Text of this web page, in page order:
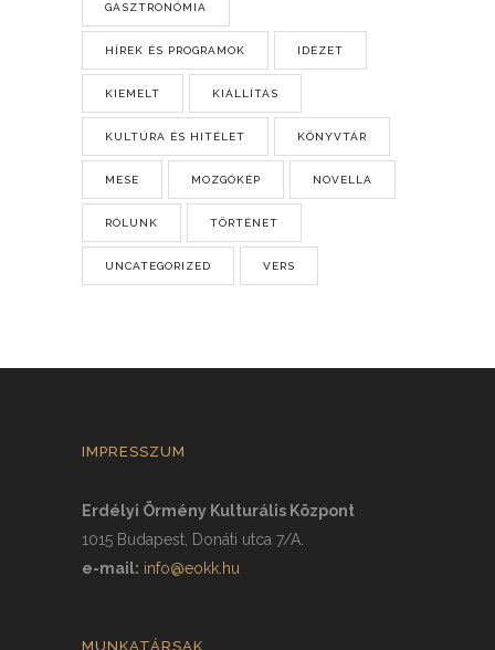
GASZTRONÓMIA
HÍREK ÉS PROGRAMOK IDÉZET
KIEMELT KIÁLLÍTÁS
KULTÚRA ÉS HITÉLET KÖNYVTÁR
MESE MOZGÓKÉP NOVELLA
RÓLUNK TÖRTÉNET
UNCATEGORIZED VERS
IMPRESSZUM
Erdélyi Örmény Kulturális Központ
1015 Budapest, Donáti utca 7/A.
e-mail: info@eokk.hu
MUNKATÁRSAK